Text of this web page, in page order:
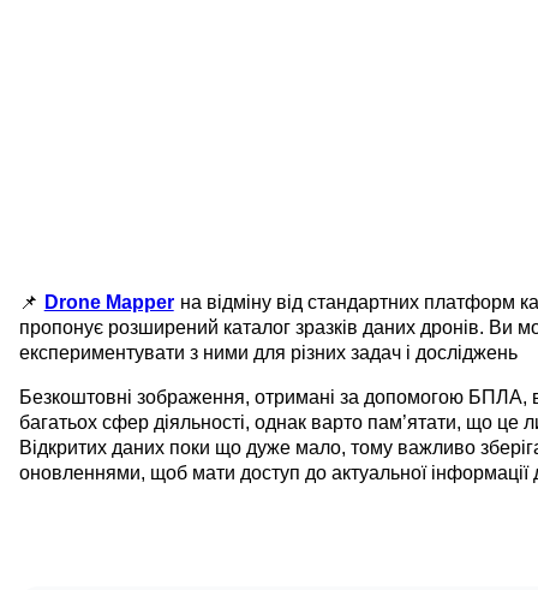
📌 Drone Mapper на відміну від стандартних платформ
пропонує розширений каталог зразків даних дронів. Ви
експериментувати з ними для різних задач і досліджень
Безкоштовні зображення, отримані за допомогою БПЛА,
багатьох сфер діяльності, однак варто пам’ятати, що це
Відкритих даних поки що дуже мало, тому важливо
оновленнями, щоб мати доступ до актуальної інформації